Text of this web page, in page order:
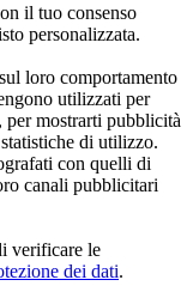
il tuo consenso
personalizzata.
loro comportamento
utilizzati per
mostrarti pubblicità
di utilizzo.
con quelli di
canali pubblicitari
verificare le
dei dati.